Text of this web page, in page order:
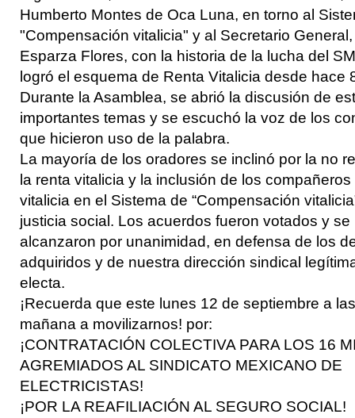
Humberto Montes de Oca Luna, en torno al
"Compensación vitalicia" y al Secretario
Esparza Flores, con la historia de la lucha del
logró el esquema de Renta Vitalicia desde hace
Durante la Asamblea, se abrió la discusión de
importantes temas y se escuchó la voz de los
que hicieron uso de la palabra.
La mayoría de los oradores se inclinó por la no
la renta vitalicia y la inclusión de los
vitalicia en el Sistema de “Compensación
justicia social. Los acuerdos fueron votados y se
alcanzaron por unanimidad, en defensa de los
adquiridos y de nuestra dirección sindical
electa.
¡Recuerda que este lunes 12 de septiembre a
mañana a movilizarnos! por:
¡CONTRATACIÓN COLECTIVA PARA LOS 16
AGREMIADOS AL SINDICATO MEXICANO DE
ELECTRICISTAS!
¡POR LA REAFILIACIÓN AL SEGURO SOCIAL!